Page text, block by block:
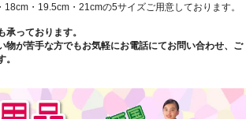
・19.5cm・21cmの5サイズご用意しております。
承っております。
物が苦手な方でもお気軽にお電話にてお問い合わせ、ご